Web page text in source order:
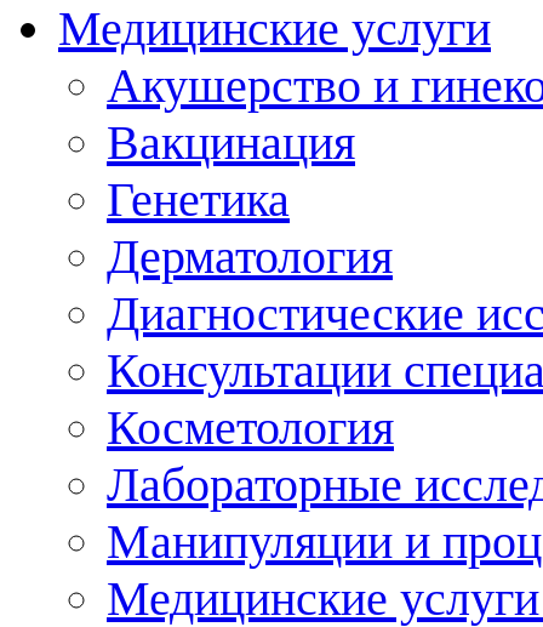
Медицинские услуги
Акушерство и
Вакцинация
Генетика
Дерматология
Диагностические
Консультации
Косметология
Лабораторные
Манипуляции и
Медицинские